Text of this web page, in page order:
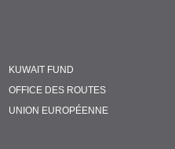
KUWAIT FUND
OFFICE DES ROUTES
UNION EUROPÉENNE